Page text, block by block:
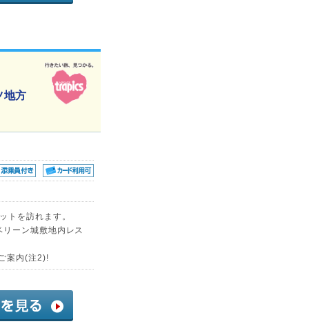
地方
トを訪れます。
ーン城敷地内レス
案内(注2)!